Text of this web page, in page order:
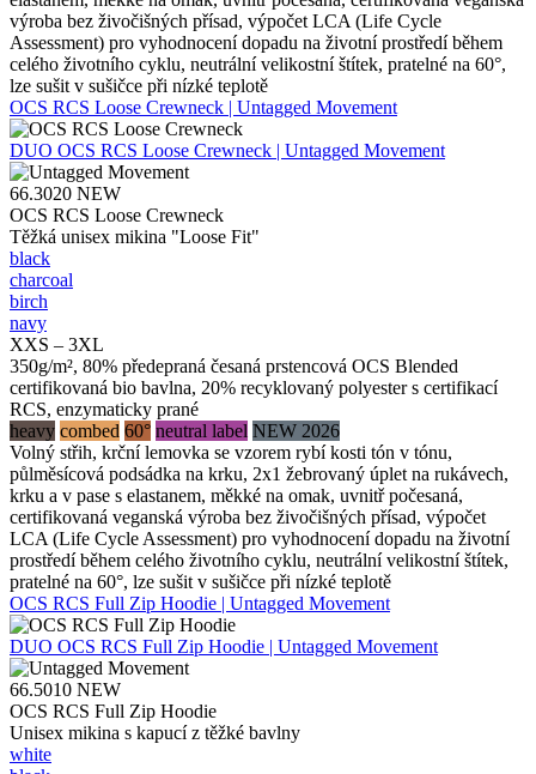
výroba bez živočišných přísad, výpočet LCA (Life Cycle
Assessment) pro vyhodnocení dopadu na životní prostředí během
celého životního cyklu, neutrální velikostní štítek, pratelné na 60°,
lze sušit v sušičce při nízké teplotě
OCS RCS Loose Crewneck | Untagged Movement
DUO OCS RCS Loose Crewneck | Untagged Movement
66.3020 NEW
OCS RCS Loose Crewneck
Těžká unisex mikina "Loose Fit"
black
charcoal
birch
navy
XXS – 3XL
350g/m², 80% předepraná česaná prstencová OCS Blended
certifikovaná bio bavlna, 20% recyklovaný polyester s certifikací
RCS, enzymaticky prané
heavy combed 60° neutral label NEW 2026
Volný střih, krční lemovka se vzorem rybí kosti tón v tónu,
půlměsícová podsádka na krku, 2x1 žebrovaný úplet na rukávech,
krku a v pase s elastanem, měkké na omak, uvnitř počesaná,
certifikovaná veganská výroba bez živočišných přísad, výpočet
LCA (Life Cycle Assessment) pro vyhodnocení dopadu na životní
prostředí během celého životního cyklu, neutrální velikostní štítek,
pratelné na 60°, lze sušit v sušičce při nízké teplotě
OCS RCS Full Zip Hoodie | Untagged Movement
DUO OCS RCS Full Zip Hoodie | Untagged Movement
66.5010 NEW
OCS RCS Full Zip Hoodie
Unisex mikina s kapucí z těžké bavlny
white